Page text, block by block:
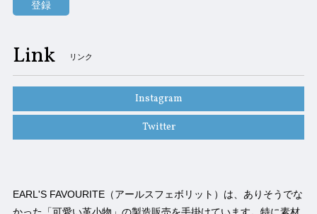
登録
Link リンク
Instagram
Twitter
EARL'S FAVOURITE（アールスフェボリット）は、ありそうでな